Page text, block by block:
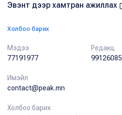
Эвэнт дээр хамтран ажиллах
Холбоо барих
Мэдээ
77191977
Редакц
99126085
Имэйл
contact@peak.mn
Холбоо барих